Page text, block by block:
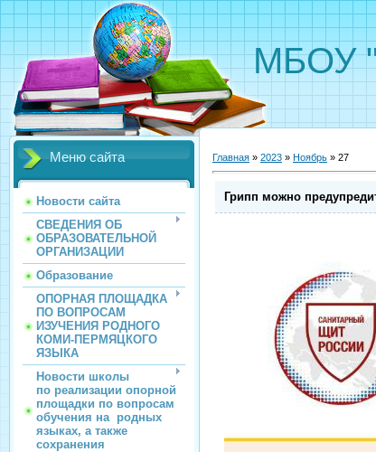
МБОУ
Меню сайта
Новости сайта
СВЕДЕНИЯ ОБ
ОБРАЗОВАТЕЛЬНОЙ
ОРГАНИЗАЦИИ
Образование
ОПОРНАЯ ПЛОЩАДКА
ПО ВОПРОСАМ
ИЗУЧЕНИЯ РОДНОГО
КОМИ-ПЕРМЯЦКОГО
ЯЗЫКА
Новости школы
по реализации опорной
площадки по вопросам
обучения на родных
языках, а также
сохранения
Главная » 2023 » Ноябрь » 27
Грипп можно